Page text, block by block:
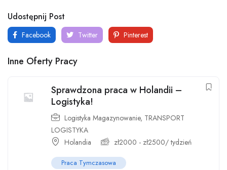
Udostępnij Post
Facebook Twitter Pinterest
Inne Oferty Pracy
Sprawdzona praca w Holandii –
Logistyka!
Logistyka Magazynowanie, TRANSPORT
LOGISTYKA
Holandia
zł2000 - zł2500/ tydzień
Praca Tymczasowa